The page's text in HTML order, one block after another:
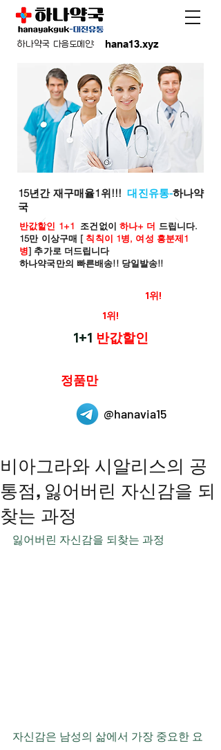
hana13.xyz
하나약국 다음도메인:
15년간 재구매율1위!!!대진유통-하나약
국
반값할인 1+1 조건없이 하나+ 더 드립니다.
15만 이상구매 [ 칙칙이 1병, 여성 흥분제1
병] 추가로 더드립니다
하나약국만의 빠른배송!! 당일발송!!
1위!
1위!
1+1 반값할인
정품만
@hanavia15
비아그라와 시알리스의 공
통점, 잃어버린 자신감을 되
찾는 과정
잃어버린 자신감을 되찾는 과정
자신감은 남성의 삶에서 가장 중요한 요